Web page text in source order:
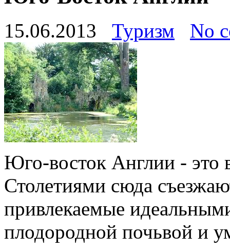
15.06.2013 Туризм No
Юго-восток Англии - это
Столетиями сюда
привлекаемые
плодородной почьвой и